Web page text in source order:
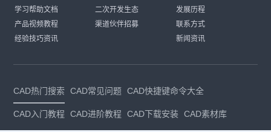
学习帮助文档
产品视频教程
经验技巧资讯
二次开发生态
渠道伙伴招募
发展历程
联系方式
新闻资讯
CAD热门搜索 CAD常见问题 CAD快捷键命令大全
CAD入门教程 CAD进阶教程 CAD下载安装 CAD素材库